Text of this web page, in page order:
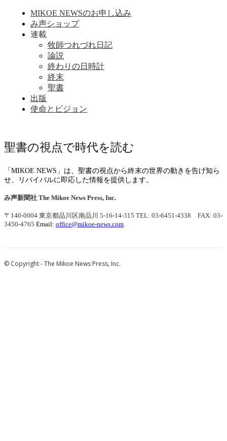
MIKOE NEWSのお申し込み
み声ショップ
連載
牧師つれづれ日記
論説
終わりの日時計
終末
聖書
出版
使命とビジョン
聖書の視点で時代を読む
「MIKOE NEWS」は、聖書の視点から終末の世界の動きを告げ知ら
せ、リバイバルに即応した情報を提供します。
み声新聞社 The Mikoe News Press, Inc.
〒140-0004 東京都品川区南品川 5-16-14-315 TEL: 03-6451-4338 FAX: 03-
3450-4765 Email: office@mikoe-news.com
© Copyright - The Mikoe News Press, Inc.